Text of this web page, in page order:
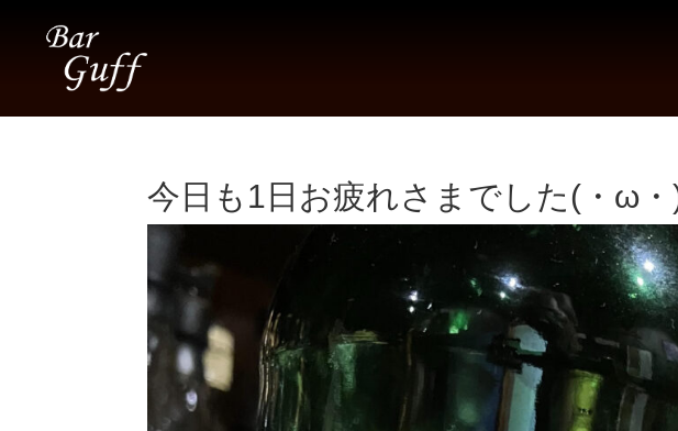
今日も1日お疲れさまでした(・ω・)